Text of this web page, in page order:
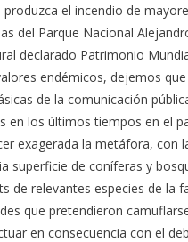
el incendio de
del Parque Nacional
declarado Patrimonio
endémicos, dejemos
de la comunicación
en los últimos tiempos en el
exagerada la metáfora, con
superficie de coníferas y
de relevantes especies de la
que pretendieron
en consecuencia con el